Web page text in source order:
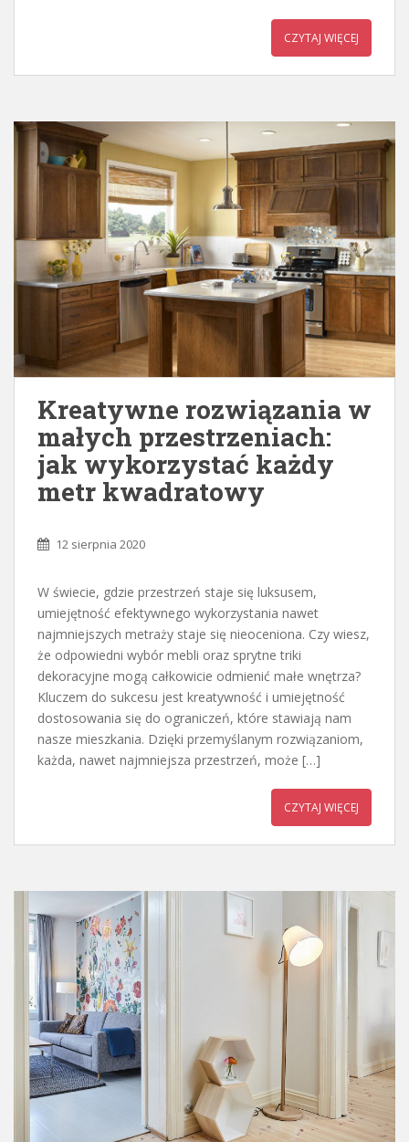
CZYTAJ WIĘCEJ
Kreatywne rozwiązania w
małych przestrzeniach:
jak wykorzystać każdy
metr kwadratowy
12 sierpnia 2020
W świecie, gdzie przestrzeń staje się luksusem,
umiejętność efektywnego wykorzystania nawet
najmniejszych metraży staje się nieoceniona. Czy wiesz,
że odpowiedni wybór mebli oraz sprytne triki
dekoracyjne mogą całkowicie odmienić małe wnętrza?
Kluczem do sukcesu jest kreatywność i umiejętność
dostosowania się do ograniczeń, które stawiają nam
nasze mieszkania. Dzięki przemyślanym rozwiązaniom,
każda, nawet najmniejsza przestrzeń, może […]
CZYTAJ WIĘCEJ